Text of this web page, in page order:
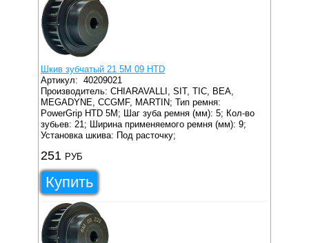
Шкив зубчатый 21 5M 09 HTD
Артикул:40209021
Производитель: CHIARAVALLI, SIT, TIC, BEA,
MEGADYNE, CCGMF, MARTIN; Тип ремня:
PowerGrip HTD 5M; Шаг зуба ремня (мм): 5; Кол-во
зубьев: 21; Ширина применяемого ремня (мм): 9;
Установка шкива: Под расточку;
251 РУБ
Купить